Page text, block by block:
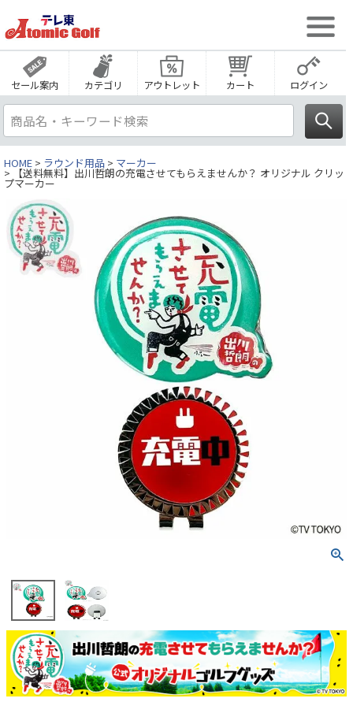
セール案内 カテゴリ アウトレット カート ログイン
HOME ラウンド用品 マーカー
【送料無料】出川哲朗の充電させてもらえませんか？ オリジナル クリッ
プマーカー